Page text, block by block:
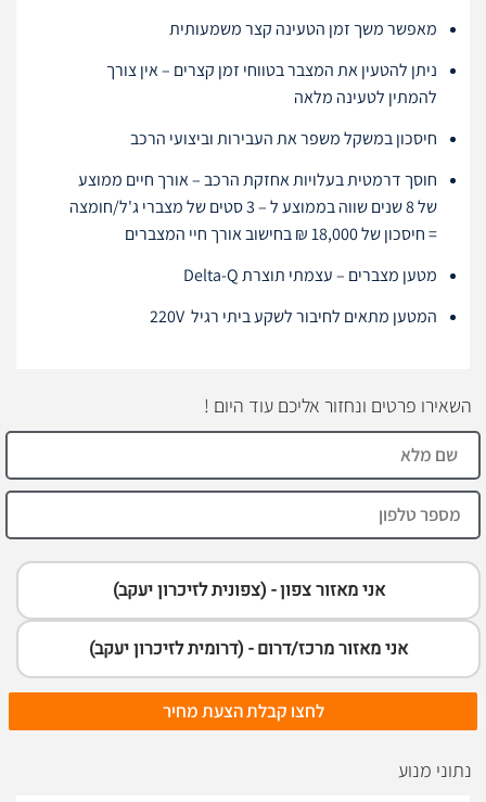
מאפשר משך זמן הטעינה קצר משמעותית
ניתן להטעין את המצבר בטווחי זמן קצרים – אין צורך
להמתין לטעינה מלאה
חיסכון במשקל משפר את העבירות וביצועי הרכב
חוסך דרמטית בעלויות אחזקת הרכב – אורך חיים ממוצע
של 8 שנים שווה בממוצע ל – 3 סטים של מצברי ג'ל/חומצה
= חיסכון של 18,000 ₪ בחישוב אורך חיי המצברים
מטען מצברים – עצמתי תוצרת Delta-Q
המטען מתאים לחיבור לשקע ביתי רגיל 220V
השאירו פרטים ונחזור אליכם עוד היום !
אני מאזור צפון - (צפונית לזיכרון יעקב)
אני מאזור מרכז/דרום - (דרומית לזיכרון יעקב)
לחצו קבלת הצעת מחיר
נתוני מנוע